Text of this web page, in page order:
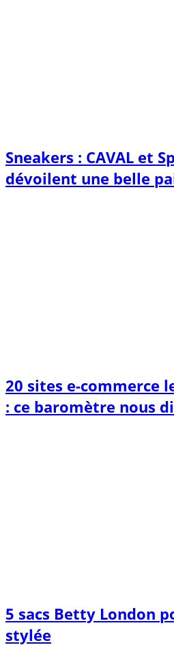
Sneakers : CAVAL et
dévoilent une belle
20 sites e-commerce
: ce baromètre nous
5 sacs Betty London
stylée